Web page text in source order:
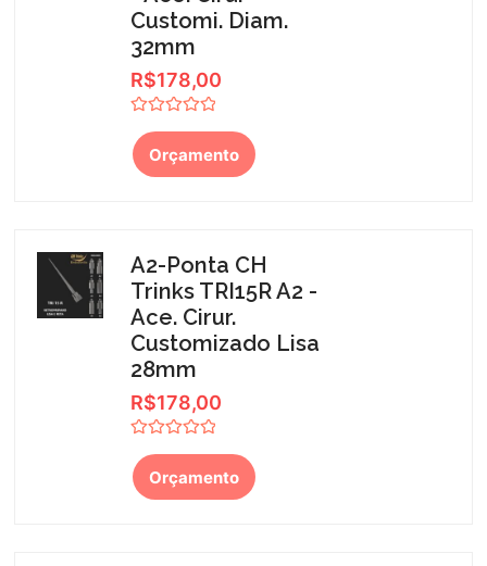
Customi. Diam.
32mm
R$178,00
0
de
5
Orçamento
A2-Ponta CH
Trinks TRI15R A2 -
Ace. Cirur.
Customizado Lisa
28mm
R$178,00
0
de
5
Orçamento